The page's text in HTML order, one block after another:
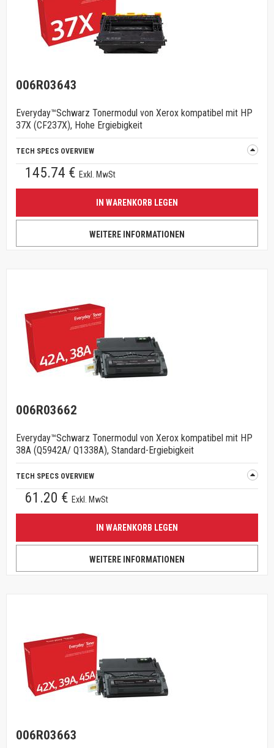
006R03643
Everyday™Schwarz Tonermodul von Xerox kompatibel mit HP
37X (CF237X), Hohe Ergiebigkeit
TECH SPECS OVERVIEW
145.74 € Exkl. MwSt
IN WARENKORB LEGEN
WEITERE INFORMATIONEN
006R03662
Everyday™Schwarz Tonermodul von Xerox kompatibel mit HP
38A (Q5942A/ Q1338A), Standard-Ergiebigkeit
TECH SPECS OVERVIEW
61.20 € Exkl. MwSt
IN WARENKORB LEGEN
WEITERE INFORMATIONEN
006R03663